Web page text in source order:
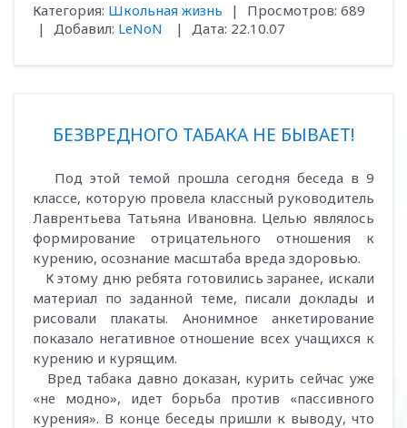
Категория: Школьная жизнь | Просмотров: 689
|
Добавил: LeNoN | Дата: 22.10.07
БЕЗВРЕДНОГО ТАБАКА НЕ БЫВАЕТ!
Под этой темой прошла сегодня беседа в 9
классе, которую провела классный руководитель
Лаврентьева Татьяна Ивановна. Целью являлось
формирование отрицательного отношения к
курению, осознание масштаба вреда здоровью.
К этому дню ребята готовились заранее, искали
материал по заданной теме, писали доклады и
рисовали плакаты. Анонимное анкетирование
показало негативное отношение всех учащихся к
курению и курящим.
Вред табака давно доказан, курить сейчас уже
«не модно», идет борьба против «пассивного
курения». В конце беседы пришли к выводу, что